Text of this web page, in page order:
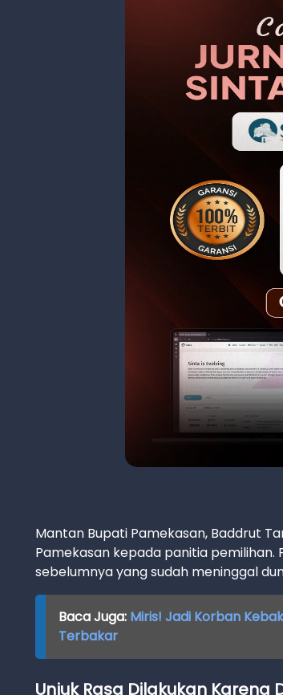
Mantan Bupati Pamekasan, Baddrut
Pamekasan kepada panitia
sebelumnya yang sudah meninggal
Baca Juga: Miris! Jadi Korban
Terbakar
Unjuk Rasa Dilakukan Karena